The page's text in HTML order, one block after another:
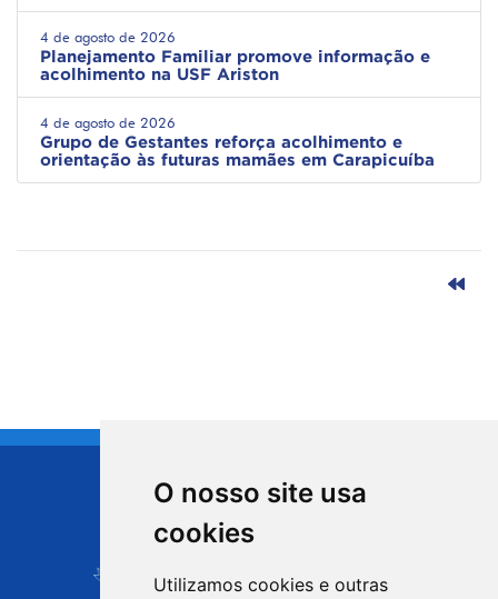
O nosso site usa
cookies
Utilizamos cookies e outras
4 de agosto de 2026
Planejamento Familiar promove informação e
acolhimento na USF Ariston
4 de agosto de 2026
Grupo de Gestantes reforça acolhimento e
orientação às futuras mamães em Carapicuíba
CIDADE DE
Carapicuíba